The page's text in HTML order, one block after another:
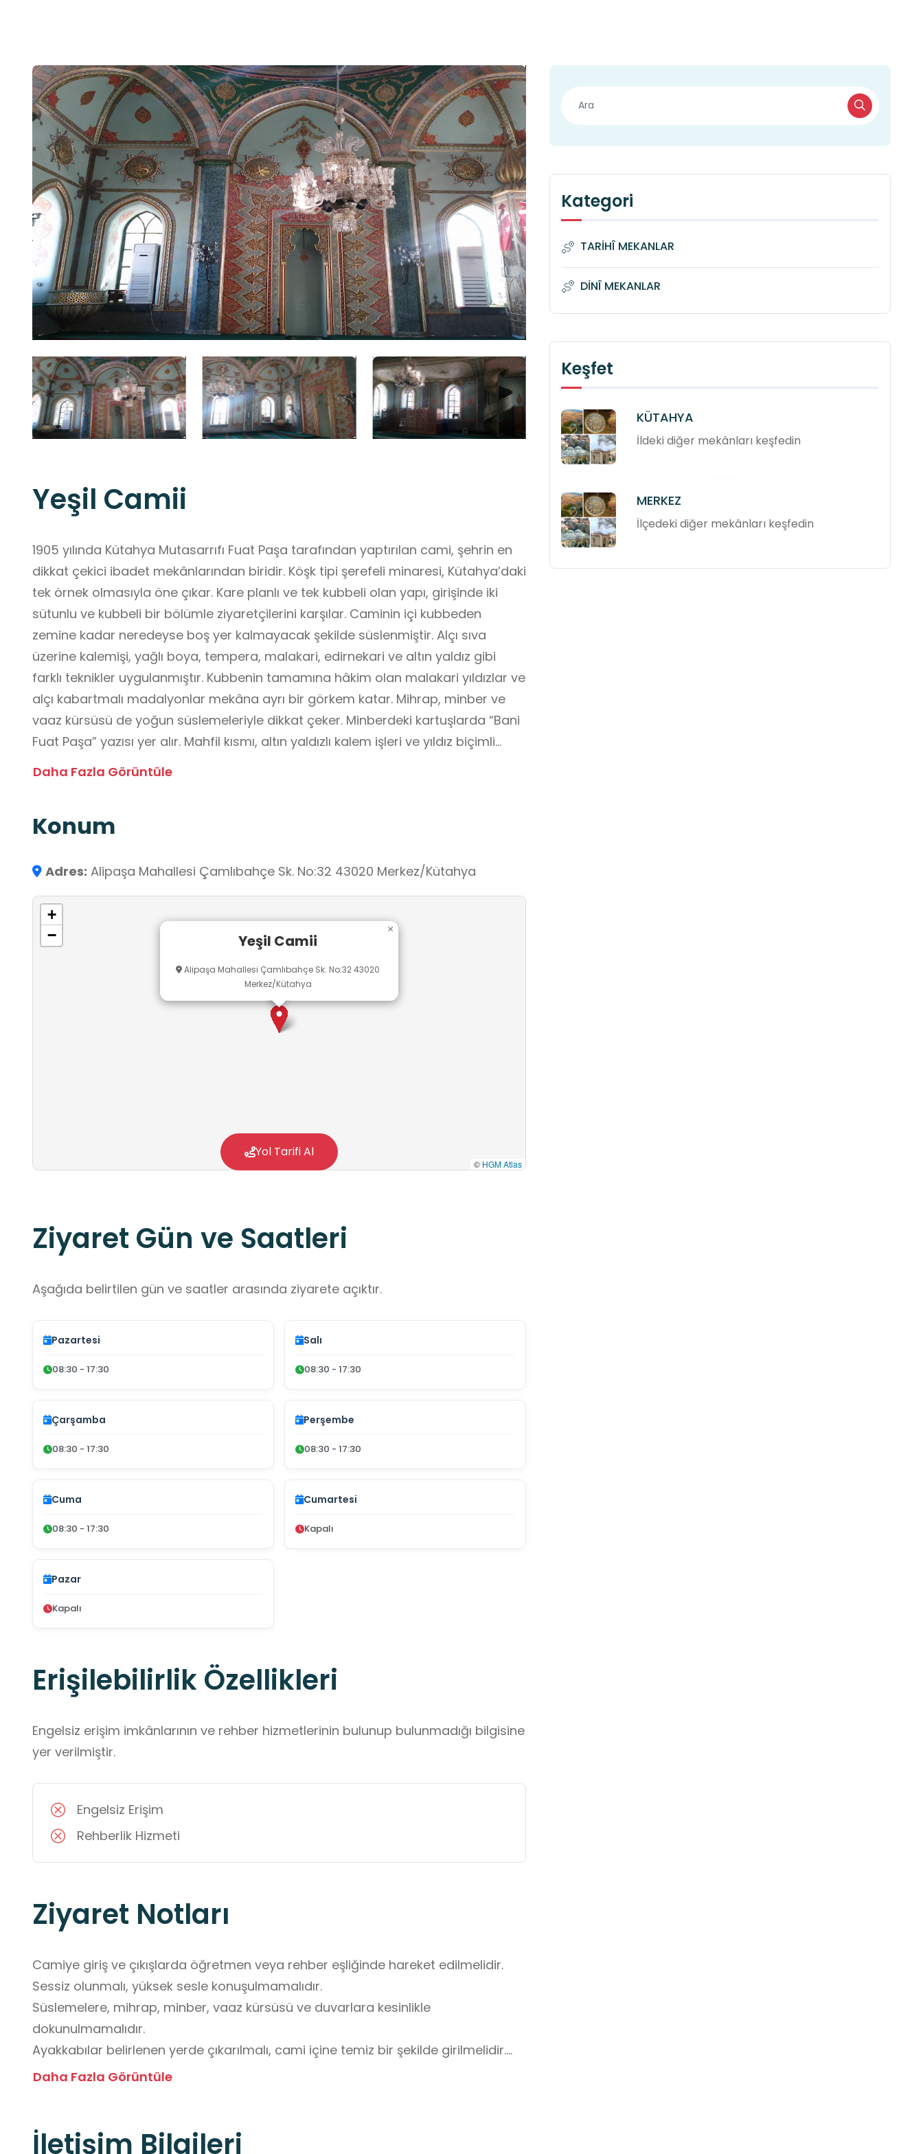
Yeşil Camii
1905 yılında Kütahya Mutasarrıfı Fuat Paşa tarafından yaptırılan cami, şehrin en
dikkat çekici ibadet mekânlarından biridir. Köşk tipi şerefeli minaresi, Kütahya’daki
tek örnek olmasıyla öne çıkar. Kare planlı ve tek kubbeli olan yapı, girişinde iki
sütunlu ve kubbeli bir bölümle ziyaretçilerini karşılar. Caminin içi kubbeden
zemine kadar neredeyse boş yer kalmayacak şekilde süslenmiştir. Alçı sıva
üzerine kalemişi, yağlı boya, tempera, malakari, edirnekari ve altın yaldız gibi
farklı teknikler uygulanmıştır. Kubbenin tamamına hâkim olan malakari yıldızlar ve
alçı kabartmalı madalyonlar mekâna ayrı bir görkem katar. Mihrap, minber ve
vaaz kürsüsü de yoğun süslemeleriyle dikkat çeker. Minberdeki kartuşlarda “Bani
Fuat Paşa” yazısı yer alır. Mahfil kısmı, altın yaldızlı kalem işleri ve yıldız biçimli
süslemelerinin sürgün olarak Kütahya’da bulunan ressam Rıza Bey’e ait olduğu
duvar saati, kubbeden sarkan avize de hâlen korunmaktadır.
Daha Fazla Görüntüle
Konum
Adres: Alipaşa Mahallesi Çamlıbahçe Sk. No:32 43020 Merkez/Kütahya
Yeşil Camii
Alipaşa Mahallesi Çamlıbahçe Sk. No:32 43020
Merkez/Kütahya
×
+
−
© HGM Atlas
Yol Tarifi Al
Ziyaret Gün ve Saatleri
Aşağıda belirtilen gün ve saatler arasında ziyarete açıktır.
Pazartesi
08:30 - 17:30
Salı
08:30 - 17:30
Çarşamba
08:30 - 17:30
Perşembe
08:30 - 17:30
Cuma
08:30 - 17:30
Cumartesi
Kapalı
Pazar
Kapalı
Erişilebilirlik Özellikleri
Engelsiz erişim imkânlarının ve rehber hizmetlerinin bulunup bulunmadığı bilgisine
yer verilmiştir.
Engelsiz Erişim
Rehberlik Hizmeti
Ziyaret Notları
Camiye giriş ve çıkışlarda öğretmen veya rehber eşliğinde hareket edilmelidir.
Sessiz olunmalı, yüksek sesle konuşulmamalıdır.
Süslemelere, mihrap, minber, vaaz kürsüsü ve duvarlara kesinlikle
dokunulmamalıdır.
Ayakkabılar belirlenen yerde çıkarılmalı, cami içine temiz bir şekilde girilmelidir.
Yiyecek ve içecek getirilmemeli, mekân temiz tutulmalıdır.
Daha Fazla Görüntüle
İletişim Bilgileri
Kategori
TARİHÎ MEKANLAR
DİNÎ MEKANLAR
Keşfet
KÜTAHYA
İldeki diğer mekânları keşfedin
MERKEZ
İlçedeki diğer mekânları keşfedin